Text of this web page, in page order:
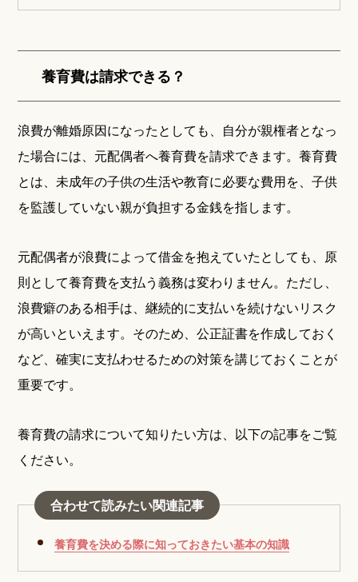
養育費は請求できる？
浪費が離婚原因になったとしても、自分が親権者となっ
た場合には、元配偶者へ養育費を請求できます。養育費
とは、未成年の子供の生活や教育に必要な費用を、子供
を監護していない親が負担する金銭を指します。
元配偶者が浪費によって借金を抱えていたとしても、原
則として養育費を支払う義務は変わりません。ただし、
浪費癖のある相手は、継続的に支払いを続けないリスク
が高いといえます。そのため、公正証書を作成しておく
など、確実に支払わせるための対策を講じておくことが
重要です。
養育費の請求について知りたい方は、以下の記事をご覧
ください。
合わせて読みたい関連記事
養育費を決める際に知っておきたい基本の知識